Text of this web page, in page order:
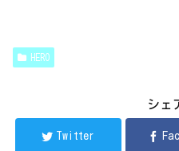
HERO
シェ
Twitter